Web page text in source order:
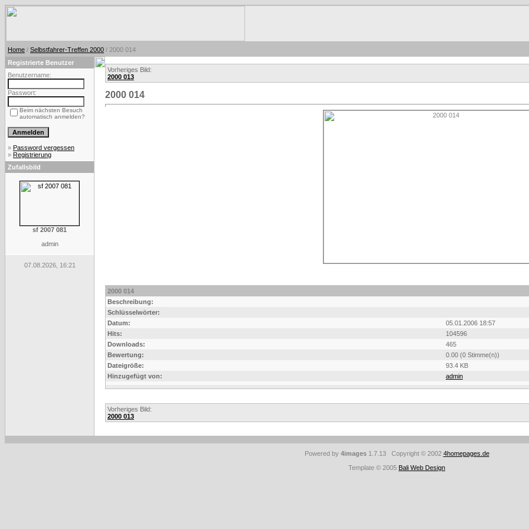
Home / Selbstfahrer-Treffen 2000 / 2000 014
Registrierte Benutzer
Benutzername:
Passwort:
Beim nächsten Besuch
automatisch anmelden?
» Password vergessen
» Registrierung
Zufallsbild
sf 2007 081
admin
07.08.2026, 16:21
Vorheriges Bild:
2000 013
2000 014
2000 014
Beschreibung:
Schlüsselwörter:
Datum:
05.01.2006 18:57
Hits:
104596
Downloads:
465
Bewertung:
0.00 (0 Stimme(n))
Dateigröße:
93.4 KB
Hinzugefügt von:
admin
Vorheriges Bild:
2000 013
Powered by 4images1.7.13 Copyright © 2002 4homepages.de
Template © 2005 Bali Web Design